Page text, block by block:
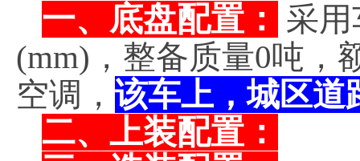
一、底盘配置：
采
(mm)，整备质量0吨，
空调， 该车上，城区道
二、上装配置：